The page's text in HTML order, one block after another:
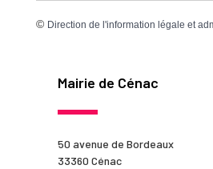
© Direction de l'information légale et
Mairie de Cénac
50 avenue de Bordeaux
33360 Cénac